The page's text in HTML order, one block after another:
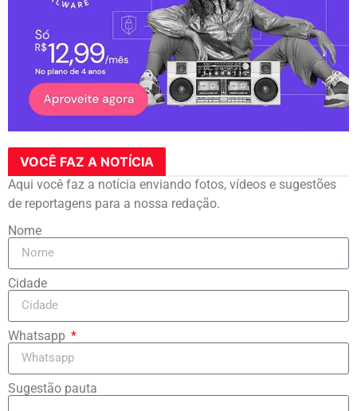
VOCÊ FAZ A NOTÍCIA
Aqui você faz a notícia enviando fotos, vídeos e sugestões
de reportagens para a nossa redação.
Nome
Cidade
Whatsapp
Sugestão pauta